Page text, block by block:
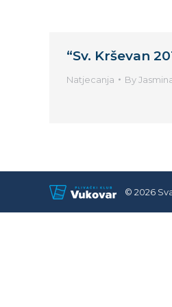
“Sv. Krševan
Natjecanja By
© 2026